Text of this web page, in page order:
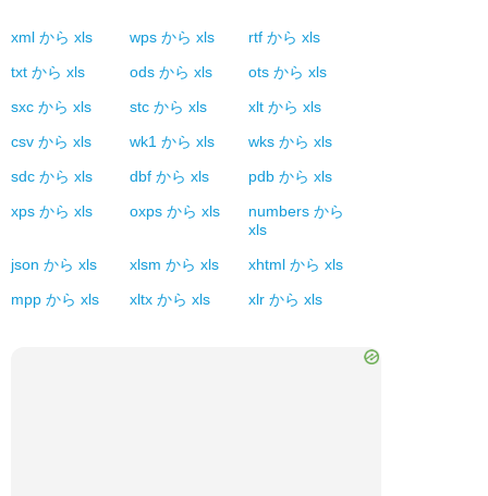
xml から xls wps から xls rtf から xls
txt から xls ods から xls ots から xls
sxc から xls stc から xls xlt から xls
csv から xls wk1 から xls wks から xls
sdc から xls dbf から xls pdb から xls
xps から xls oxps から xls numbers から
xls
json から xls xlsm から xls xhtml から xls
mpp から xls xltx から xls xlr から xls